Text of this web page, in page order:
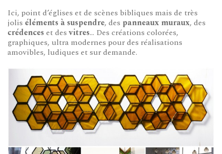
Ici, point d’églises et de scènes bibliques mais de très
jolis éléments à suspendre, des panneaux muraux, des
crédences et desvitres… Des créations colorées,
graphiques, ultra modernes pour des réalisations
amovibles, ludiques et sur demande.